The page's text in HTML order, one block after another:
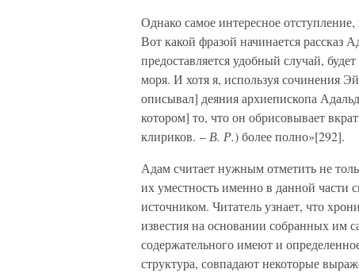
Однако самое интересное
Вот какой фразой начинается рассказ
предоставляется удобный случай,
моря. И хотя я, используя сочинения
описывал] деяния архиепископа
котором] то, что он обрисовывает
клириков. – В. Р.) более полно»[292].
Адам считает нужным отметить не
их уместность именно в данной части
источником. Читатель узнает, что
известия на основании собранных им
содержательного имеют и
структура, совпадают некоторые